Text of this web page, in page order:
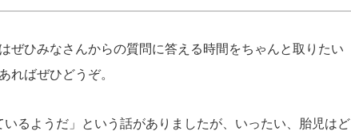
ぜひみなさんからの質問に答える時間をちゃんと取りたい
ればぜひどうぞ。
るようだ」という話がありましたが、いったい、胎児はど